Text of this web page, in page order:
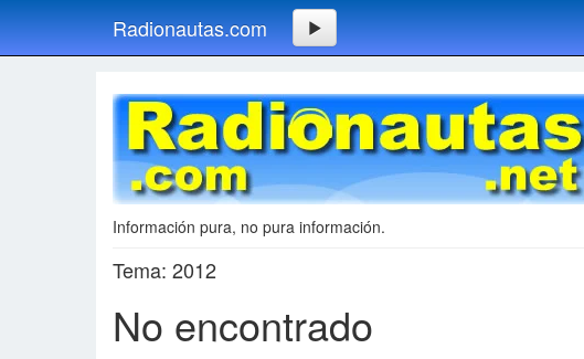
Radionautas.com
Información pura, no pura información.
Tema: 2012
No encontrado